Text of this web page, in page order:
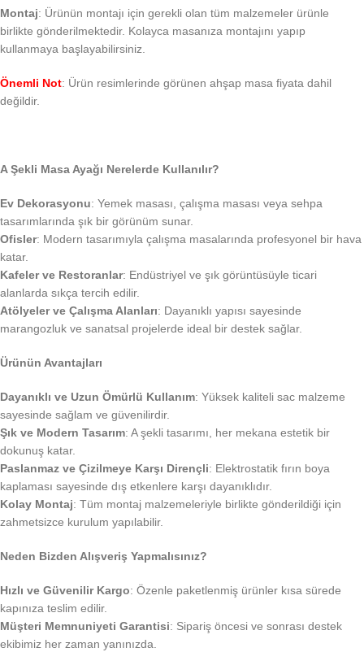
Montaj: Ürünün montajı için gerekli olan tüm malzemeler ürünle
birlikte gönderilmektedir. Kolayca masanıza montajını yapıp
kullanmaya başlayabilirsiniz.
Önemli Not: Ürün resimlerinde görünen ahşap masa fiyata dahil
değildir.
A Şekli Masa Ayağı Nerelerde Kullanılır?
Ev Dekorasyonu: Yemek masası, çalışma masası veya sehpa
tasarımlarında şık bir görünüm sunar.
Ofisler: Modern tasarımıyla çalışma masalarında profesyonel bir hava
katar.
Kafeler ve Restoranlar: Endüstriyel ve şık görüntüsüyle ticari
alanlarda sıkça tercih edilir.
Atölyeler ve Çalışma Alanları: Dayanıklı yapısı sayesinde
marangozluk ve sanatsal projelerde ideal bir destek sağlar.
Ürünün Avantajları
Dayanıklı ve Uzun Ömürlü Kullanım: Yüksek kaliteli sac malzeme
sayesinde sağlam ve güvenilirdir.
Şık ve Modern Tasarım: A şekli tasarımı, her mekana estetik bir
dokunuş katar.
Paslanmaz ve Çizilmeye Karşı Dirençli: Elektrostatik fırın boya
kaplaması sayesinde dış etkenlere karşı dayanıklıdır.
Kolay Montaj: Tüm montaj malzemeleriyle birlikte gönderildiği için
zahmetsizce kurulum yapılabilir.
Neden Bizden Alışveriş Yapmalısınız?
Hızlı ve Güvenilir Kargo: Özenle paketlenmiş ürünler kısa sürede
kapınıza teslim edilir.
Müşteri Memnuniyeti Garantisi: Sipariş öncesi ve sonrası destek
ekibimiz her zaman yanınızda.